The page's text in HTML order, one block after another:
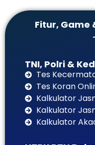
Fitur, Game
TNI, Polri &
Tes
Tes Koran
Kalkulator
Kalkulator
Kalkulator